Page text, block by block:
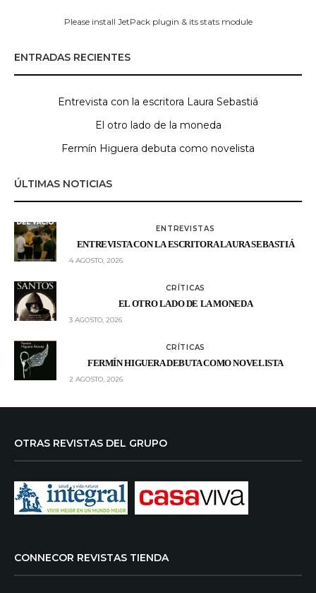
Please install JetPack plugin & its stats module
ENTRADAS RECIENTES
Entrevista con la escritora Laura Sebastiá
El otro lado de la moneda
Fermín Higuera debuta como novelista
ÚLTIMAS NOTICIAS
ENTREVISTAS
ENTREVISTA CON LA ESCRITORA LAURA SEBASTIÁ
4 AGOSTO, 2026
CRÍTICAS
EL OTRO LADO DE LA MONEDA
3 AGOSTO, 2026
CRÍTICAS
FERMÍN HIGUERA DEBUTA COMO NOVELISTA
2 AGOSTO, 2026
OTRAS REVISTAS DEL GRUPO
CONNECOR REVISTAS TIENDA